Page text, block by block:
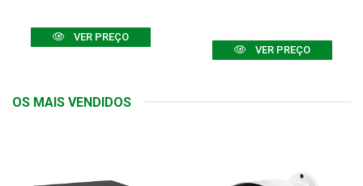
VER PREÇO
VER PREÇO
OS MAIS VENDIDOS